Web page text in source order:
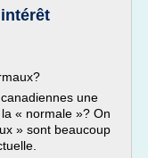
une
« normale »? On
» sont beaucoup